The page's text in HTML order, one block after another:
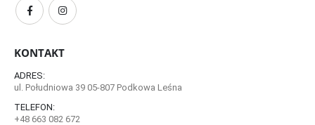
KONTAKT
ADRES:
ul. Południowa 39 05-807 Podkowa Leśna
TELEFON:
+48 663 082 672